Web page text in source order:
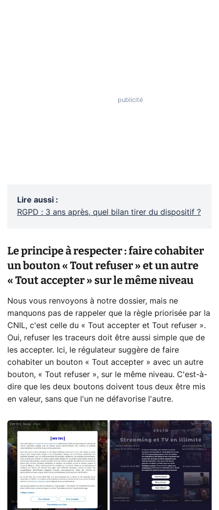
Lire aussi :
RGPD : 3 ans après, quel bilan tirer du dispositif ?
Le principe à respecter : faire cohabiter
un bouton « Tout refuser » et un autre
« Tout accepter » sur le même niveau
Nous vous renvoyons à notre dossier, mais ne
manquons pas de rappeler que la règle priorisée par la
CNIL, c'est celle du « Tout accepter et Tout refuser ».
Oui, refuser les traceurs doit être aussi simple que de
les accepter. Ici, le régulateur suggère de faire
cohabiter un bouton « Tout accepter » avec un autre
bouton, « Tout refuser », sur le même niveau. C'est-à-
dire que les deux boutons doivent tous deux être mis
en valeur, sans que l'un ne défavorise l'autre.